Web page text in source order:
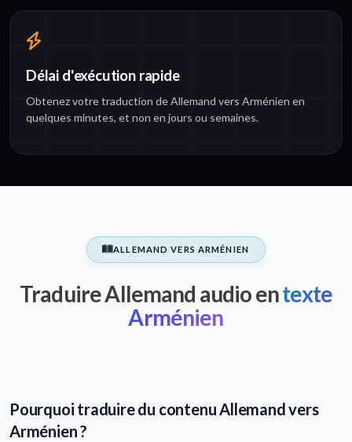
Délai d'exécution rapide
Obtenez votre traduction de Allemand vers Arménien en
quelques minutes, et non en jours ou semaines.
ALLEMAND VERS ARMÉNIEN
Traduire Allemand audio entexte
Arménien
Pourquoi traduire du contenu Allemand vers
Arménien ?